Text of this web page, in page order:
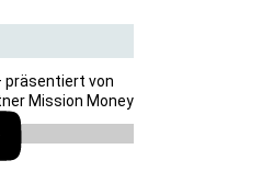
präsentiert von
Mission Money